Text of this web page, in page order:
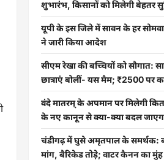
शुभारंभ, किसानों को मिलेगी बेहतर
यूपी के इस जिले में सावन के हर
ने जारी किया आदेश
सीएम रेखा की बच्चियों को सौगात:
छात्राएं बोलीं- यस मैम; ₹2500 पर
वंदे मातरम् के अपमान पर मिलेगी
के नए कानून से क्या-क्या बदल
चंडीगढ़ में घुसे अमृतपाल के समर्थक:
मांग, बैरिकेड तोड़े; वाटर कैनन का मुंह